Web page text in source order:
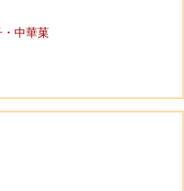
中華菓